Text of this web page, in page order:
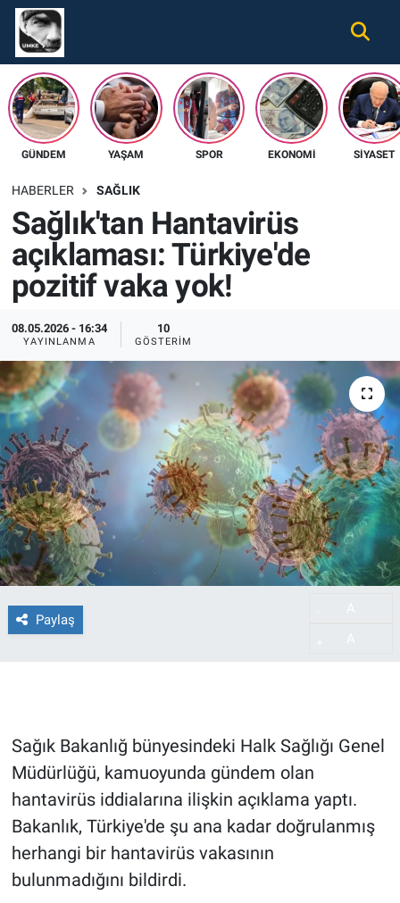
GÜNDEM YAŞAM SPOR EKONOMI SIYASET
HABERLER SAĞLIK
Sağlık'tan Hantavirüs
açıklaması: Türkiye'de
pozitif vaka yok!
08.05.2026 - 16:34
YAYINLANMA
10
GÖSTERIM
Paylaş
Sağık Bakanlığ bünyesindeki Halk Sağlığı Genel
Müdürlüğü, kamuoyunda gündem olan
hantavirüs iddialarına ilişkin açıklama yaptı.
Bakanlık, Türkiye'de şu ana kadar doğrulanmış
herhangi bir hantavirüs vakasının
bulunmadığını bildirdi.
Gündem
Ekonomi
Spor
Tüm Haberler
İletişim
Künye
Nöbetçi Eczaneler
Hava Durumu
Namaz Vakitleri
Süper Lig Puan Durumu ve Fikstür
Tüm Manşetler
Son Dakika Haberleri
Haber Arşivi